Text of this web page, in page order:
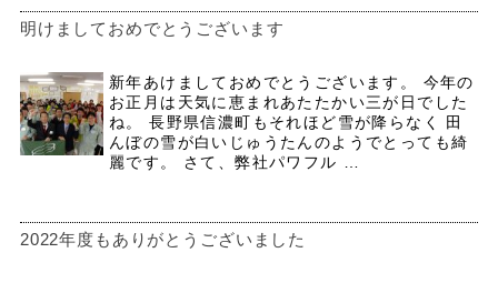
明けましておめでとうございます
新年あけましておめでとうございます。 今年の
お正月は天気に恵まれあたたかい三が日でした
ね。 長野県信濃町もそれほど雪が降らなく 田
んぼの雪が白いじゅうたんのようでとっても綺
麗です。 さて、弊社パワフル …
2022年度もありがとうございました